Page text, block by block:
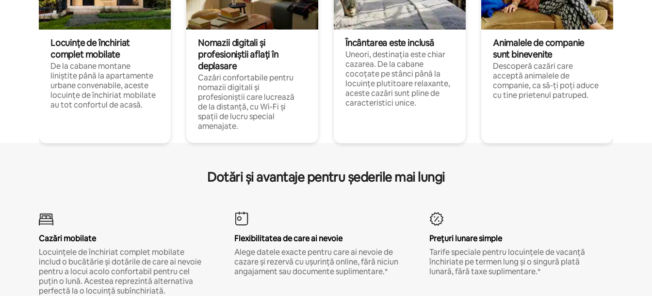
Locuințe de închiriat
complet mobilate
De la cabane montane
liniștite până la apartamente
urbane convenabile, aceste
locuințe de închiriat mobilate
au tot confortul de acasă.
Nomazii digitali și
profesioniștii aflați în
deplasare
Cazări confortabile pentru
nomazii digitali și
profesioniștii care lucrează
de la distanță, cu Wi-Fi și
spații de lucru special
amenajate.
Încântarea este inclusă
Uneori, destinația este chiar
cazarea. De la cabane
cocoțate pe stânci până la
locuințe plutitoare relaxante,
aceste cazări sunt pline de
caracteristici unice.
Animalele de companie
sunt binevenite
Descoperă cazări care
acceptă animalele de
companie, ca să-ți poți aduce
cu tine prietenul patruped.
Dotări și avantaje pentru șederile mai lungi
Cazări mobilate
Locuințele de închiriat complet mobilate
includ o bucătărie și dotările de care ai nevoie
pentru a locui acolo confortabil pentru cel
puțin o lună. Acestea reprezintă alternativa
perfectă la o locuință subînchiriată.
Flexibilitatea de care ai nevoie
Alege datele exacte pentru care ai nevoie de
cazare și rezervă cu ușurință online, fără niciun
angajament sau documente suplimentare.*
Prețuri lunare simple
Tarife speciale pentru locuințele de vacanță
închiriate pe termen lung și o singură plată
lunară, fără taxe suplimentare.*